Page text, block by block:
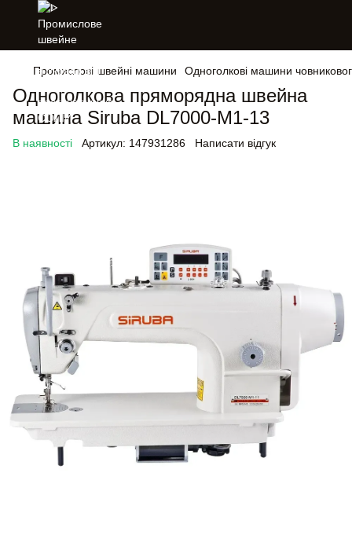
Промислові швейні машини Одноголкові машини
Одноголкова пряморядна швейна
машина Siruba DL7000-M1-13
В наявності Артикул: 147931286 Написати відгук